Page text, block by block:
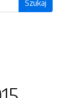
Szukaj